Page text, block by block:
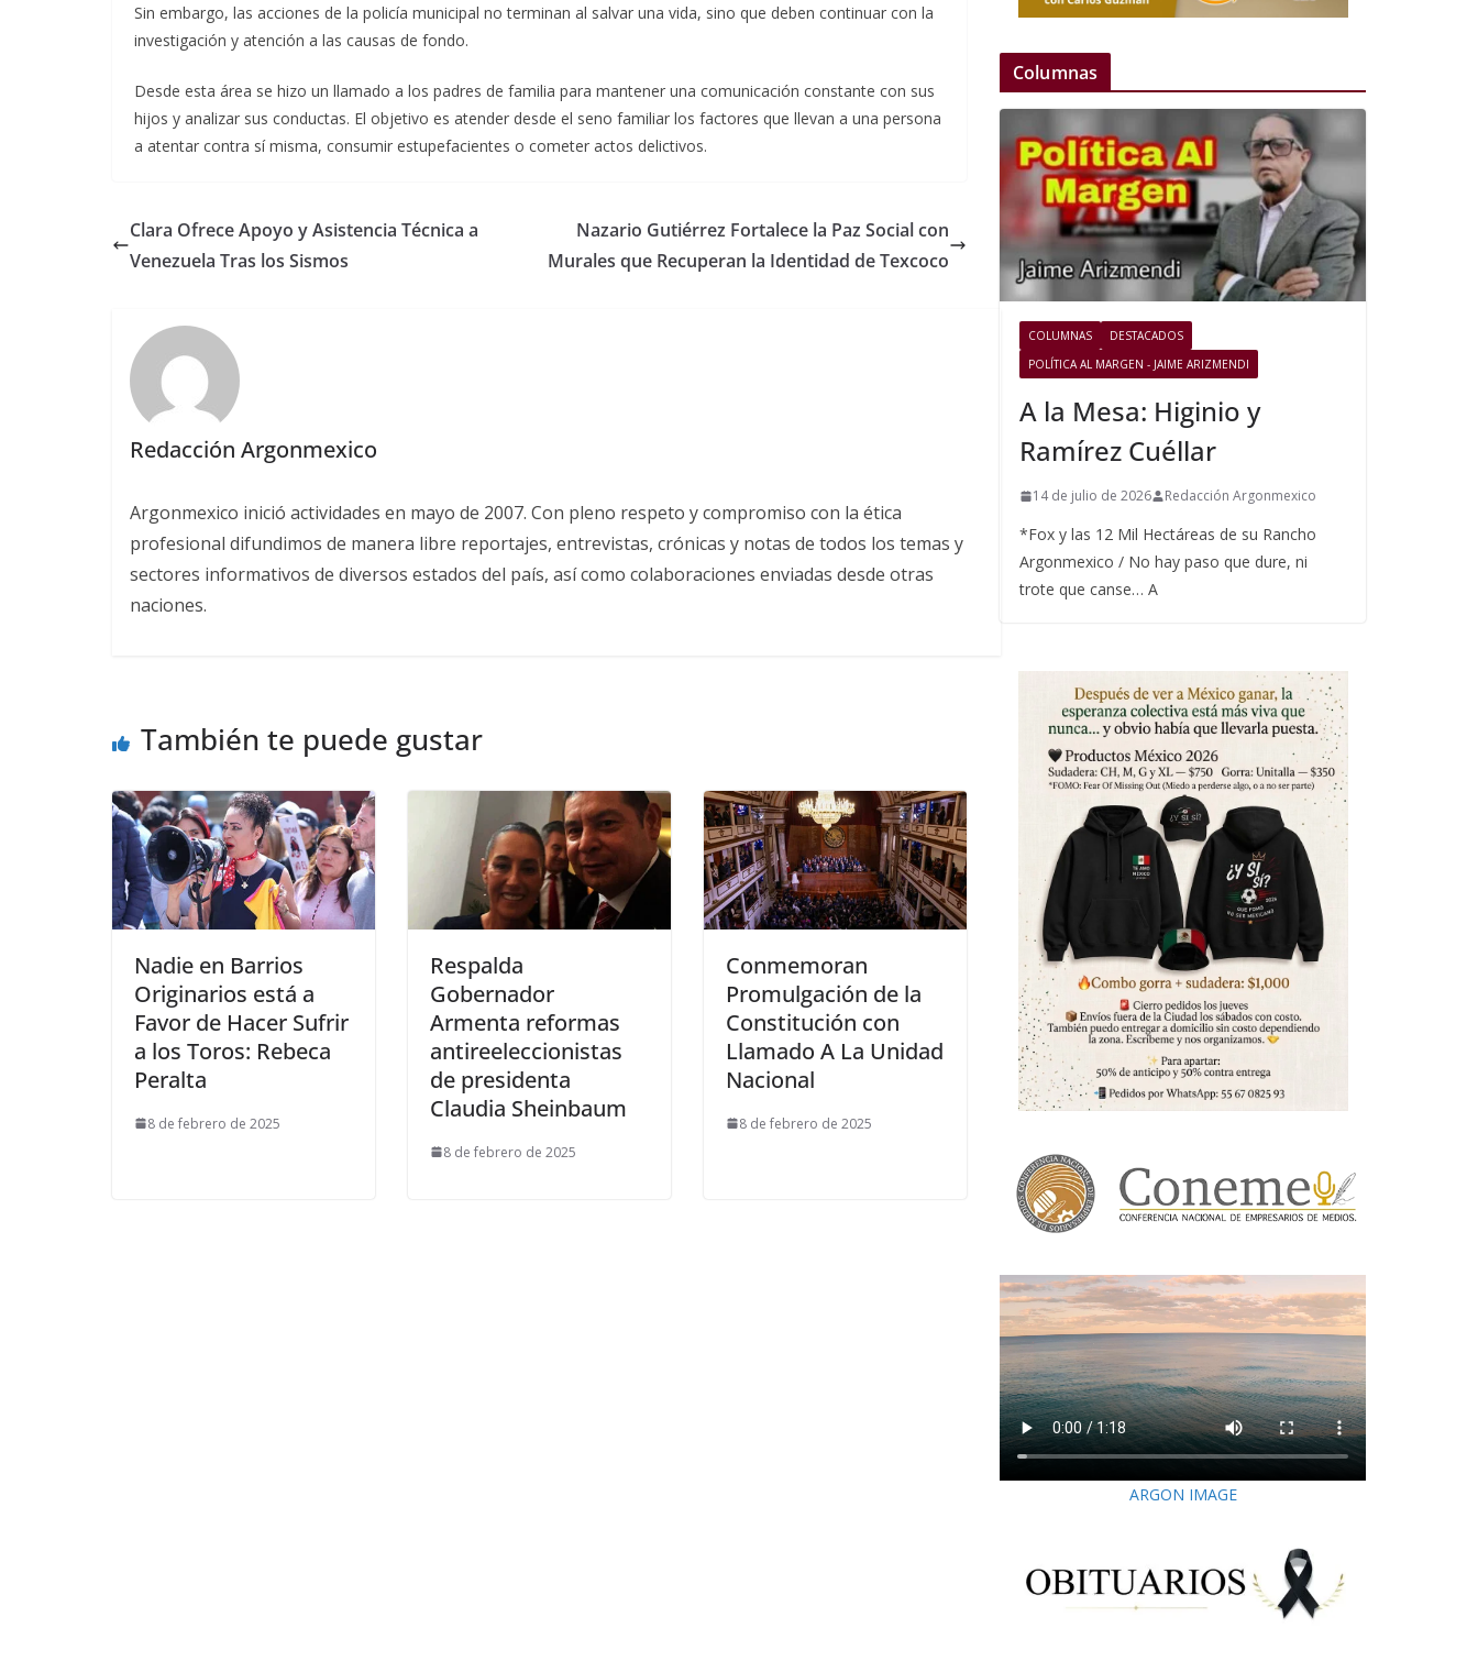
Sin embargo, las acciones de la policía municipal no terminan al salvar una vida, sino que deben continuar con la
investigación y atención a las causas de fondo.
Desde esta área se hizo un llamado a los padres de familia para mantener una comunicación constante con sus
hijos y analizar sus conductas. El objetivo es atender desde el seno familiar los factores que llevan a una persona
a atentar contra sí misma, consumir estupefacientes o cometer actos delictivos.
Clara Ofrece Apoyo y Asistencia Técnica a
Venezuela Tras los Sismos
Nazario Gutiérrez Fortalece la Paz Social con
Murales que Recuperan la Identidad de Texcoco
Redacción Argonmexico
Argonmexico inició actividades en mayo de 2007. Con pleno respeto y compromiso con la ética
profesional difundimos de manera libre reportajes, entrevistas, crónicas y notas de todos los temas y
sectores informativos de diversos estados del país, así como colaboraciones enviadas desde otras
naciones.
También te puede gustar
Nadie en Barrios
Originarios está a
Favor de Hacer Sufrir
a los Toros: Rebeca
Peralta
8 de febrero de 2025
Respalda
Gobernador
Armenta reformas
antireeleccionistas
de presidenta
Claudia Sheinbaum
8 de febrero de 2025
Conmemoran
Promulgación de la
Constitución con
Llamado A La Unidad
Nacional
8 de febrero de 2025
Columnas
COLUMNAS
DESTACADOS
POLÍTICA AL MARGEN - JAIME ARIZMENDI
A la Mesa: Higinio y
Ramírez Cuéllar
14 de julio de 2026 Redacción Argonmexico
*Fox y las 12 Mil Hectáreas de su Rancho
Argonmexico / No hay paso que dure, ni
trote que canse… A
ARGON IMAGE